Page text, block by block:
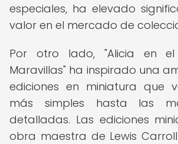
especiales, ha elevado
valor en el mercado de
Por otro lado, "Alicia en
Maravillas" ha inspirado una
ediciones en miniatura que
más simples hasta las
detalladas. Las ediciones
obra maestra de Lewis